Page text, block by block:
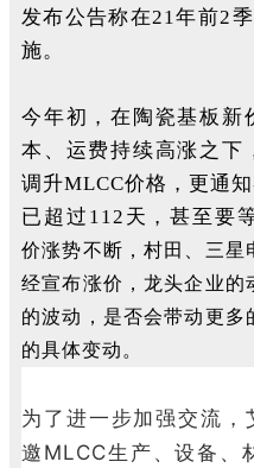
发布公告称在21年前2
施。
今年初，在陶瓷基板新
本、运费持续高涨之下
调升MLCC价格，更通
已超过112 天，甚至要
价涨势不断，村田、三星
经宣布涨价，龙头企业的
的波动，是否会带动更
的具体变动。
为了进一步加强交流
邀MLCC生产、设备、